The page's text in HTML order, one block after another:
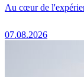
Au cœur de
07.08.2026